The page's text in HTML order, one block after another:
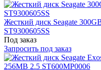
Жесткий диск Seagate
ST9300605SS
Под заказ
Запросить под заказ